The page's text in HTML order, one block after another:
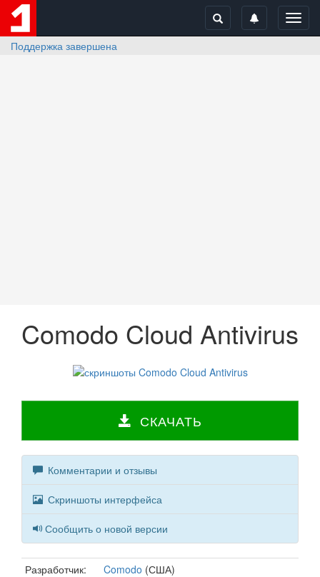
Поддержка завершена
Comodo Cloud Antivirus
СКАЧАТЬ
Комментарии и отзывы
Скриншоты интерфейса
Сообщить о новой версии
Разработчик: Comodo (США)